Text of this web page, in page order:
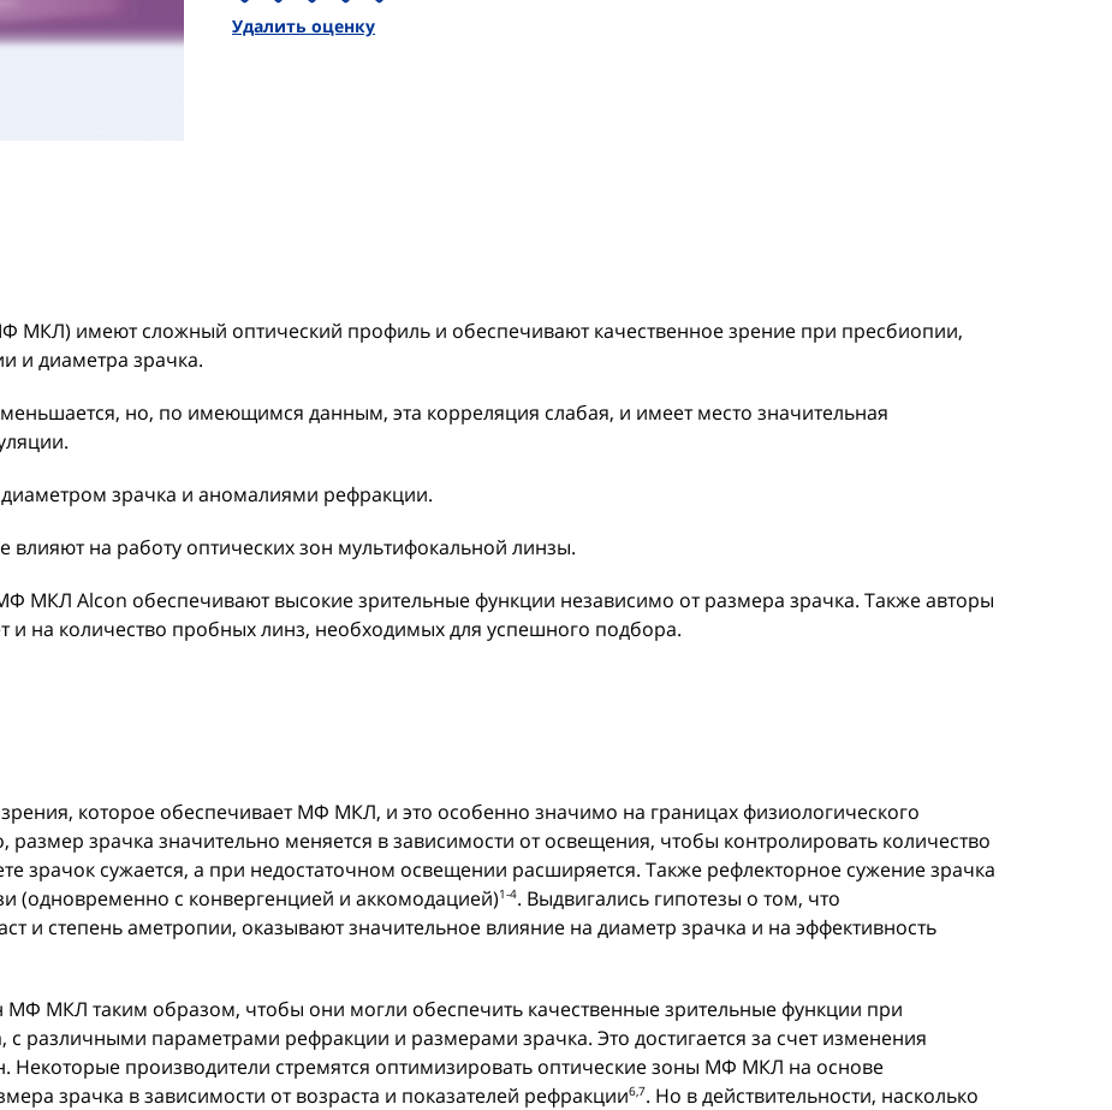
Удалить оценку
МКЛ) имеют сложный оптический профиль и обеспечивают качественное зрение при пресбиопии,
и диаметра зрачка.
но, по имеющимся данным, эта корреляция слабая, и имеет место значительная
зрачка и аномалиями рефракции.
на работу оптических зон мультифокальной линзы.
МКЛ Alcon обеспечивают высокие зрительные функции независимо от размера зрачка. Также авторы
и на количество пробных линз, необходимых для успешного подбора.
которое обеспечивает МФ МКЛ, и это особенно значимо на границах физиологического
размер зрачка значительно меняется в зависимости от освещения, чтобы контролировать количество
зрачок сужается, а при недостаточном освещении расширяется. Также рефлекторное сужение зрачка
(одновременно с конвергенцией и аккомодацией)1-4. Выдвигались гипотезы о том, что
и степень аметропии, оказывают значительное влияние на диаметр зрачка и на эффективность
МФ МКЛ таким образом, чтобы они могли обеспечить качественные зрительные функции при
различными параметрами рефракции и размерами зрачка. Это достигается за счет изменения
Некоторые производители стремятся оптимизировать оптические зоны МФ МКЛ на основе
зрачка в зависимости от возраста и показателей рефракции6,7. Но в действительности, насколько